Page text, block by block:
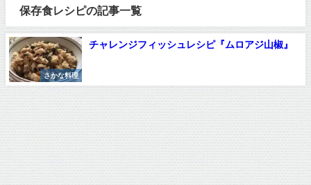
保存食レシピの記事一覧
さかな料理
チャレンジフィッシュレシピ『ムロアジ山椒』